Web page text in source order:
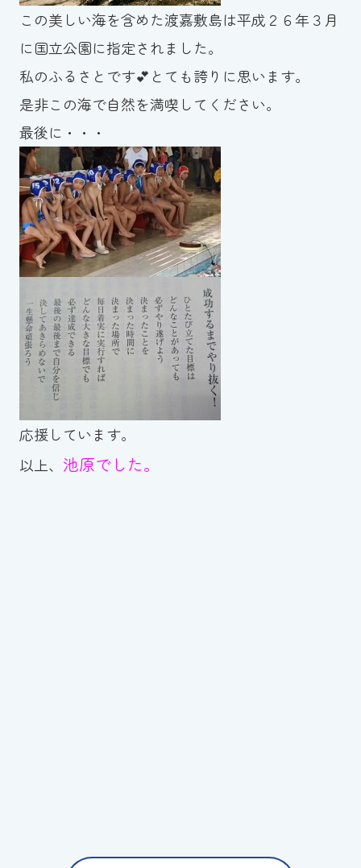
この美しい海を含めた渡嘉敷島は平成２６年３月
に国立公園に指定されました。
私のふるさとです💕とても誇りに思います。
是非この海で自然を満喫してください。
最後に・・・
応援しています。
以上、 池原でした。